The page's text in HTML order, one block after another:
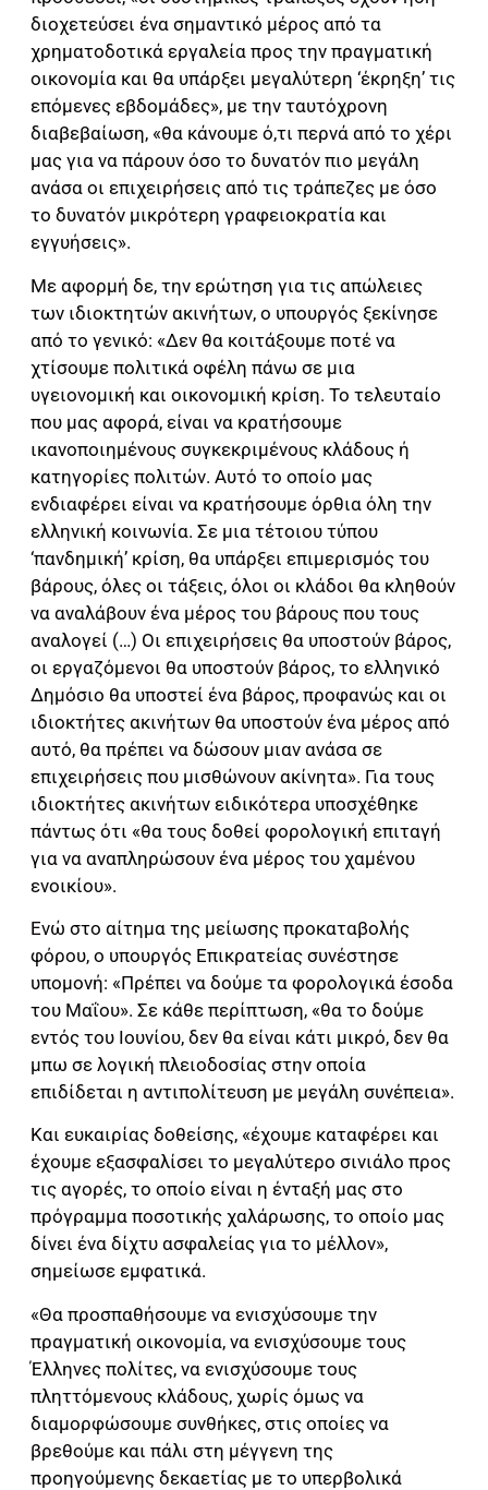
διοχετεύσει ένα σημαντικό μέρος από τα
χρηματοδοτικά εργαλεία προς την πραγματική
οικονομία και θα υπάρξει μεγαλύτερη ‘έκρηξη’ τις
επόμενες εβδομάδες», με την ταυτόχρονη
διαβεβαίωση, «θα κάνουμε ό,τι περνά από το χέρι
μας για να πάρουν όσο το δυνατόν πιο μεγάλη
ανάσα οι επιχειρήσεις από τις τράπεζες με όσο
το δυνατόν μικρότερη γραφειοκρατία και
εγγυήσεις».
Με αφορμή δε, την ερώτηση για τις απώλειες
των ιδιοκτητών ακινήτων, ο υπουργός ξεκίνησε
από το γενικό: «Δεν θα κοιτάξουμε ποτέ να
χτίσουμε πολιτικά οφέλη πάνω σε μια
υγειονομική και οικονομική κρίση. Το τελευταίο
που μας αφορά, είναι να κρατήσουμε
ικανοποιημένους συγκεκριμένους κλάδους ή
κατηγορίες πολιτών. Αυτό το οποίο μας
ενδιαφέρει είναι να κρατήσουμε όρθια όλη την
ελληνική κοινωνία. Σε μια τέτοιου τύπου
‘πανδημική’ κρίση, θα υπάρξει επιμερισμός του
βάρους, όλες οι τάξεις, όλοι οι κλάδοι θα κληθούν
να αναλάβουν ένα μέρος του βάρους που τους
αναλογεί (…) Οι επιχειρήσεις θα υποστούν βάρος,
οι εργαζόμενοι θα υποστούν βάρος, το ελληνικό
Δημόσιο θα υποστεί ένα βάρος, προφανώς και οι
ιδιοκτήτες ακινήτων θα υποστούν ένα μέρος από
αυτό, θα πρέπει να δώσουν μιαν ανάσα σε
επιχειρήσεις που μισθώνουν ακίνητα». Για τους
ιδιοκτήτες ακινήτων ειδικότερα υποσχέθηκε
πάντως ότι «θα τους δοθεί φορολογική επιταγή
για να αναπληρώσουν ένα μέρος του χαμένου
ενοικίου».
Ενώ στο αίτημα της μείωσης προκαταβολής
φόρου, ο υπουργός Επικρατείας συνέστησε
υπομονή: «Πρέπει να δούμε τα φορολογικά έσοδα
του Μαΐου». Σε κάθε περίπτωση, «θα το δούμε
εντός του Ιουνίου, δεν θα είναι κάτι μικρό, δεν θα
μπω σε λογική πλειοδοσίας στην οποία
επιδίδεται η αντιπολίτευση με μεγάλη συνέπεια».
Και ευκαιρίας δοθείσης, «έχουμε καταφέρει και
έχουμε εξασφαλίσει το μεγαλύτερο σινιάλο προς
τις αγορές, το οποίο είναι η ένταξή μας στο
πρόγραμμα ποσοτικής χαλάρωσης, το οποίο μας
δίνει ένα δίχτυ ασφαλείας για το μέλλον»,
σημείωσε εμφατικά.
«Θα προσπαθήσουμε να ενισχύσουμε την
πραγματική οικονομία, να ενισχύσουμε τους
Έλληνες πολίτες, να ενισχύσουμε τους
πληττόμενους κλάδους, χωρίς όμως να
διαμορφώσουμε συνθήκες, στις οποίες να
βρεθούμε και πάλι στη μέγγενη της
προηγούμενης δεκαετίας με το υπερβολικά